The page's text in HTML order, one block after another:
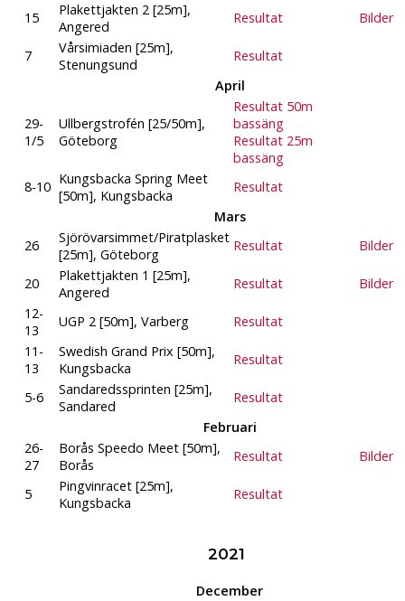
15
Plakettjakten 2 [25m],
Angered
Resultat Bilder
7
Vårsimiaden [25m],
Stenungsund
Resultat
April
29-
1/5
Ullbergstrofén [25/50m],
Göteborg
Resultat 50m
bassäng
Resultat 25m
bassäng
8-10 Kungsbacka Spring Meet
[50m], Kungsbacka
Resultat
Mars
26
Sjörövarsimmet/Piratplasket
[25m], Göteborg
Resultat Bilder
20
Plakettjakten 1 [25m],
Angered
Resultat
Bilder
12-
13
UGP 2 [50m], Varberg
Resultat
11-
13
Swedish Grand Prix [50m],
Kungsbacka
Resultat
5-6
Sandaredssprinten [25m],
Sandared
Resultat
Februari
26-
27
Borås Speedo Meet [50m],
Borås
Resultat Bilder
5
Pingvinracet [25m],
Kungsbacka
Resultat
2021
December